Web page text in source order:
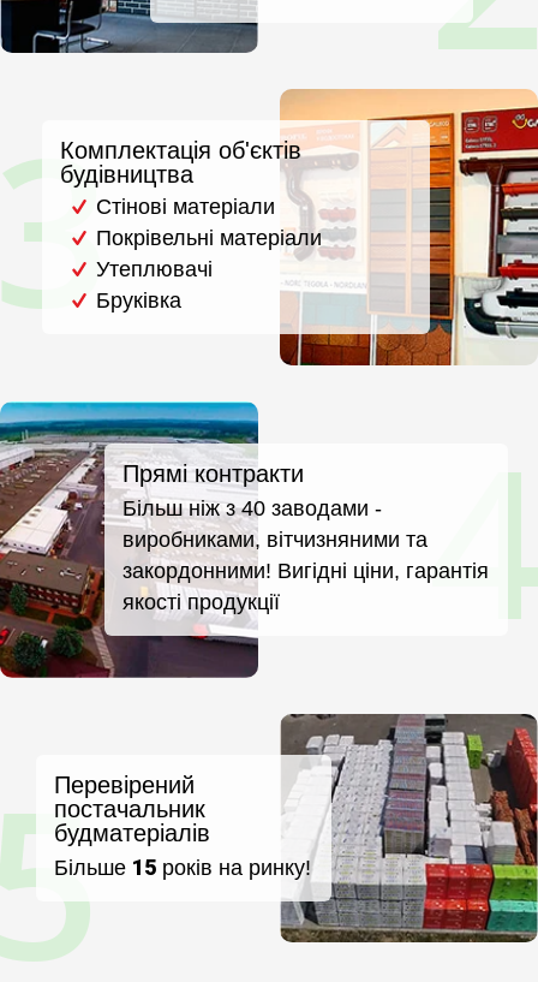
Комплектація об'єктів
будівництва
Стінові матеріали
Покрівельні матеріали
Утеплювачі
Бруківка
Прямі контракти
Більш ніж з 40 заводами -
виробниками, вітчизняними та
закордонними! Вигідні ціни, гарантія
якості продукції
Перевірений
постачальник
будматеріалів
Більше 15 років на ринку!